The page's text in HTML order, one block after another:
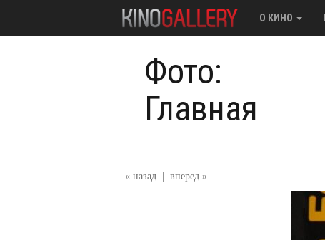
О КИНО
Фото:
Главная
« назад вперед »